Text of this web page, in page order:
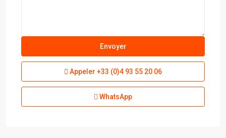
Appeler +33 (0)4 93 55 20 06
WhatsApp